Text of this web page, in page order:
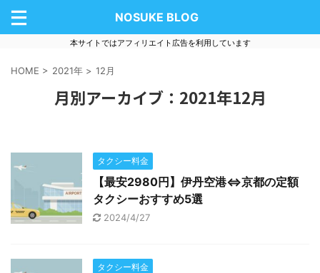
NOSUKE BLOG
本サイトではアフィリエイト広告を利用しています
HOME > 2021年 > 12月
月別アーカイブ：2021年12月
タクシー料金
【最安2980円】伊丹空港⇔京都の定額
タクシーおすすめ5選
2024/4/27
タクシー料金